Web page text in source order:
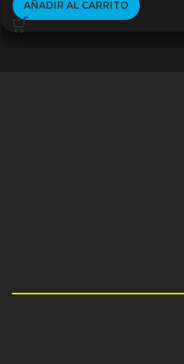
AÑADIR AL CARRITO